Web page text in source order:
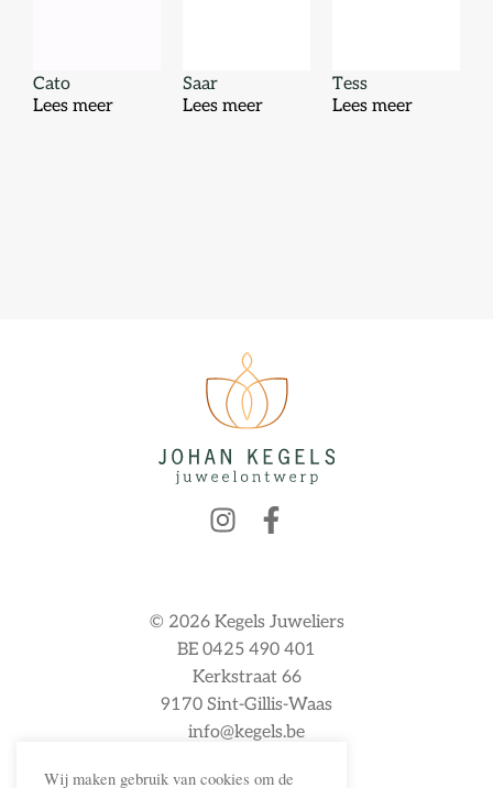
Cato
Lees meer
Saar
Lees meer
Tess
Lees meer
© 2026 Kegels Juweliers
BE 0425 490 401
Kerkstraat 66
9170 Sint-Gillis-Waas
info@kegels.be
Wij maken gebruik van cookies om de